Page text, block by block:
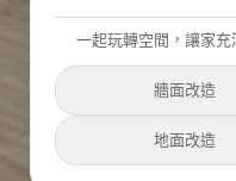
一起玩轉空間，讓家充
牆面改造
地面改造